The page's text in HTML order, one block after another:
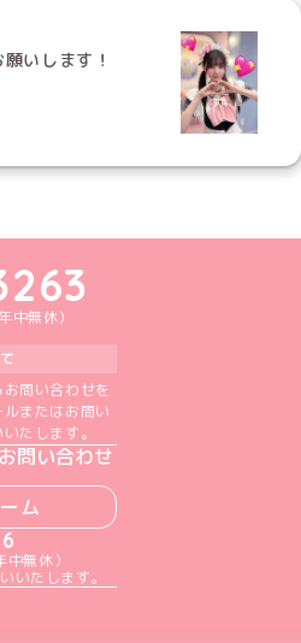
いします！
みんTikTok公式アカウント
りーみんX公式アカウント
めいどりーみんInstagram公式アカウント
めいどりーみんFacebook公式アカウン
めいどりーみんYouTube公式アカ
無休）
問い合わせを
またはお問い
たします。
問い合わせ
ム
無休）
いたします。